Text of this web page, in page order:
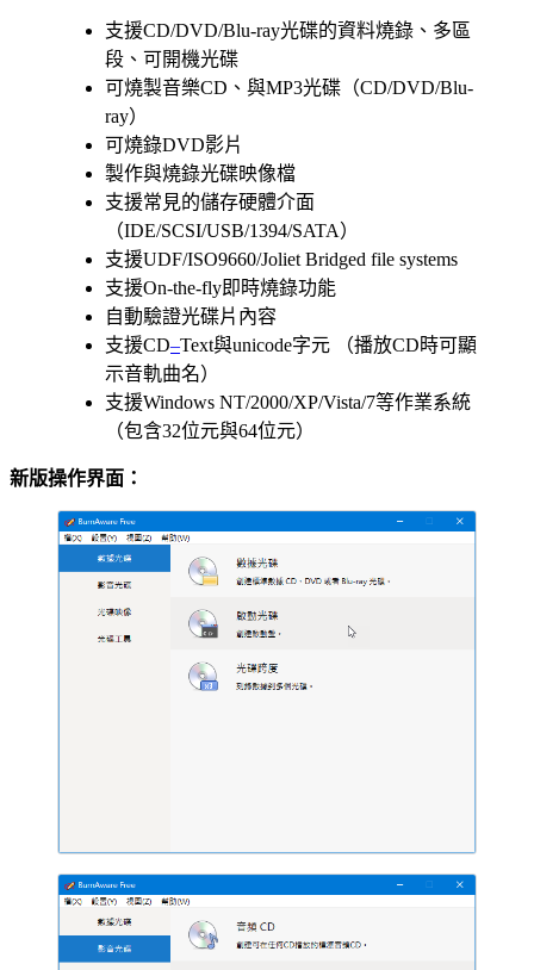
支援CD/DVD/Blu-ray光碟的資料燒錄、多區
段、可開機光碟
可燒製音樂CD、與MP3光碟（CD/DVD/Blu-
ray）
可燒錄DVD影片
製作與燒錄光碟映像檔
支援常見的儲存硬體介面
（IDE/SCSI/USB/1394/SATA）
支援UDF/ISO9660/Joliet Bridged file systems
支援On-the-fly即時燒錄功能
自動驗證光碟片內容
支援CD–Text與unicode字元 （播放CD時可顯
示音軌曲名）
支援Windows NT/2000/XP/Vista/7等作業系統
（包含32位元與64位元）
新版操作界面：